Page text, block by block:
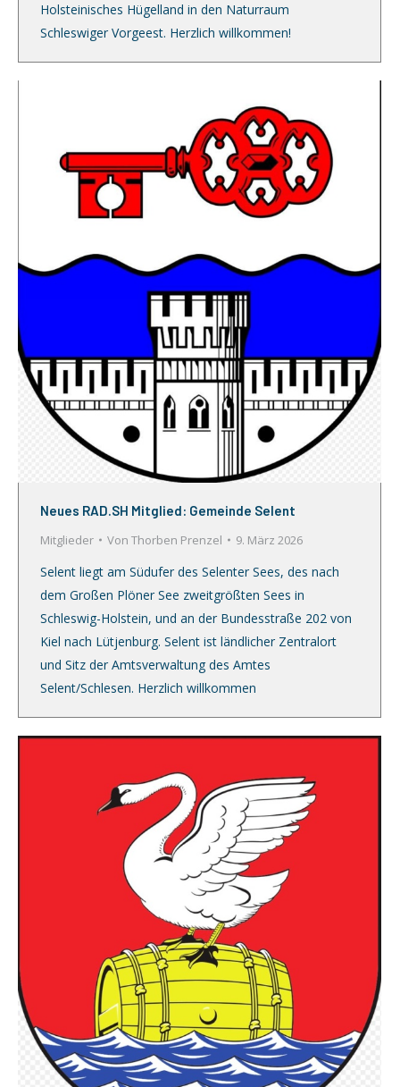
Holsteinisches Hügelland in den Naturraum
Schleswiger Vorgeest. Herzlich willkommen!
Neues RAD.SH Mitglied: Gemeinde Selent
Mitglieder
Von Thorben Prenzel 9. März 2026
Selent liegt am Südufer des Selenter Sees, des nach
dem Großen Plöner See zweitgrößten Sees in
Schleswig-Holstein, und an der Bundesstraße 202 von
Kiel nach Lütjenburg. Selent ist ländlicher Zentralort
und Sitz der Amtsverwaltung des Amtes
Selent/Schlesen. Herzlich willkommen